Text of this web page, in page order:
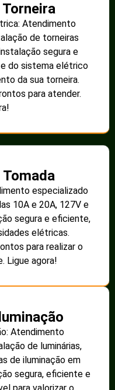
Atendimento
de torneiras
segura e
do sistema elétrico
da sua torneira.
para atender.
especializado
10A e 20A, 127V e
segura e eficiente,
elétricas.
para realizar o
Ligue agora!
Atendimento
de luminárias,
de iluminação em
segura, eficiente e